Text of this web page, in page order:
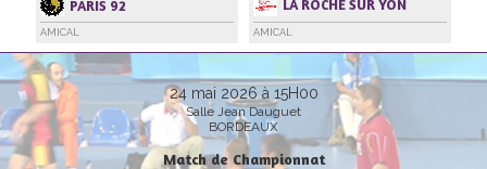
PARIS 92
AMICAL
LA ROCHE SUR YON
HANDBALL VENDEE
AMICAL
24 mai 2026 à 15H00
Salle Jean Dauguet
BORDEAUX
Match de Championnat